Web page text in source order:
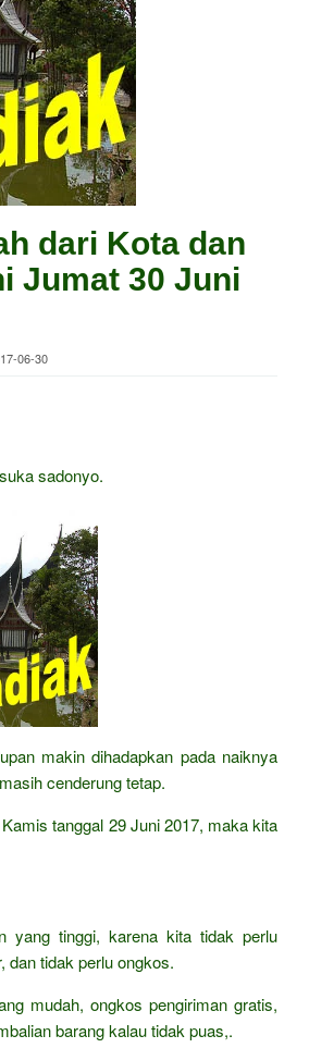
dari Kota dan
Jumat 30 Juni
06-30
sadonyo.
makin dihadapkan pada naiknya
cenderung tetap.
tanggal 29 Juni 2017, maka kita
yang tinggi, karena kita tidak perlu
dan tidak perlu ongkos.
mudah, ongkos pengiriman gratis,
barang kalau tidak puas,.